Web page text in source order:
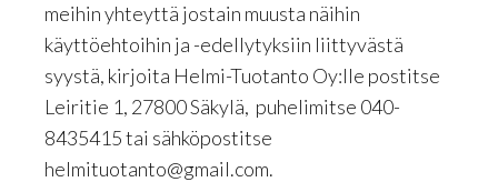
meihin yhteyttä jostain muusta näihin
käyttöehtoihin ja -edellytyksiin liittyvästä
syystä, kirjoita Helmi-Tuotanto Oy:lle postitse
Leiritie 1, 27800 Säkylä, puhelimitse 040-
8435415 tai sähköpostitse
helmituotanto@gmail.com.